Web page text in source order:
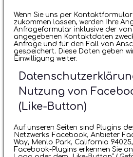
Wenn Sie uns per
zukommen lassen, werden Ihre
Anfrageformular inklusive der
angegebenen Kontaktdaten
Anfrage und für den Fall von
gespeichert. Diese Daten geben
Einwilligung weiter.
Nutzung von
(Like-Button)
Auf unseren Seiten sind Plugins
Netzwerks Facebook, Anbieter
Way, Menlo Park, California
Facebook-Plugins erkennen Sie